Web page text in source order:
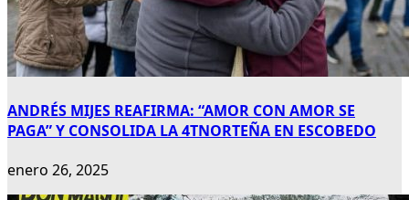
ANDRÉS MIJES REAFIRMA: “AMOR CON AMOR SE
PAGA” Y CONSOLIDA LA 4TNORTEÑA EN ESCOBEDO
enero 26, 2025